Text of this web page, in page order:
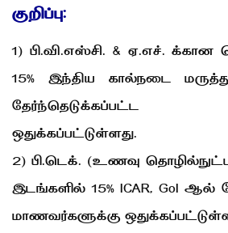
குறிப்பு:
1) பி.வி.எஸ்சி. & ஏ.எச்.
15% இந்திய கால்நடை
தேர்ந்தெடுக்கப்பட்ட
ஒதுக்கப்பட்டுள்ளது.
2) பி.டெக். (உணவு
இடங்களில் 15% ICAR, GoI ஆல்
மாணவர்களுக்கு